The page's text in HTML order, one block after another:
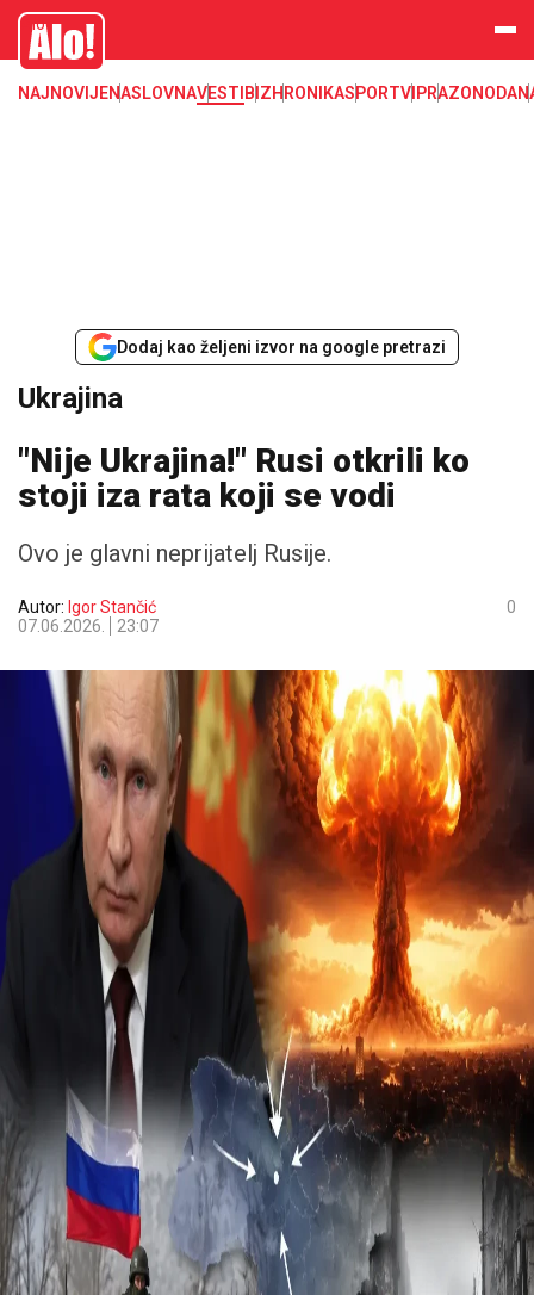
Ukrajina
Alo
NAJNOVIJENASLOVNAVESTI BIZHRONIKASPORTVIPRAZONODA
Dodaj kao željeni izvor na google pretrazi
Ukrajina
"Nije Ukrajina!" Rusi otkrili ko
stoji iza rata koji se vodi
Ovo je glavni neprijatelj Rusije.
Autor: Igor Stančić
07.06.2026.
23:07
0